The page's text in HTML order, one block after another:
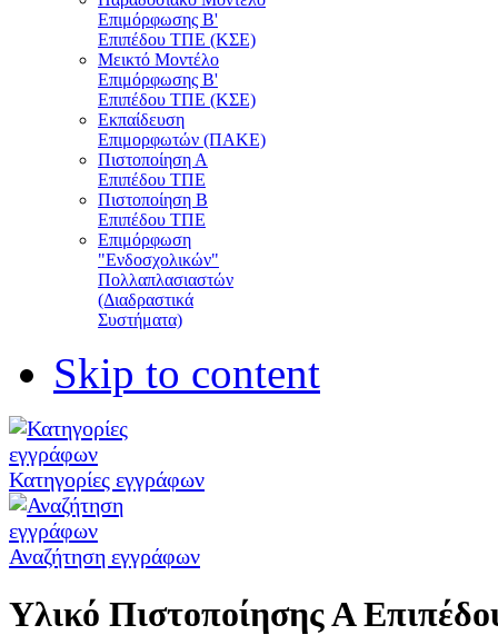
Επιμόρφωσης Β'
Επιπέδου ΤΠΕ (ΚΣΕ)
Μεικτό Μοντέλο
Επιμόρφωσης Β'
Επιπέδου ΤΠΕ (ΚΣΕ)
Εκπαίδευση
Επιμορφωτών (ΠΑΚΕ)
Πιστοποίηση Α
Επιπέδου ΤΠΕ
Πιστοποίηση Β
Επιπέδου ΤΠΕ
Επιμόρφωση
"Ενδοσχολικών"
Πολλαπλασιαστών
(Διαδραστικά
Συστήματα)
Skip to content
Κατηγορίες εγγράφων
Αναζήτηση εγγράφων
Υλικό Πιστοποίησης Α